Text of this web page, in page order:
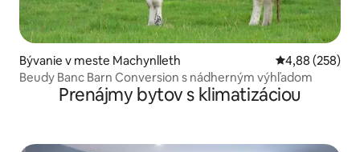
Bývanie v meste Machynlleth Priemerné
4,88 (258)
Beudy Banc Barn Conversion s nádherným výhľadom
Prenájmy bytov s klimatizáciou